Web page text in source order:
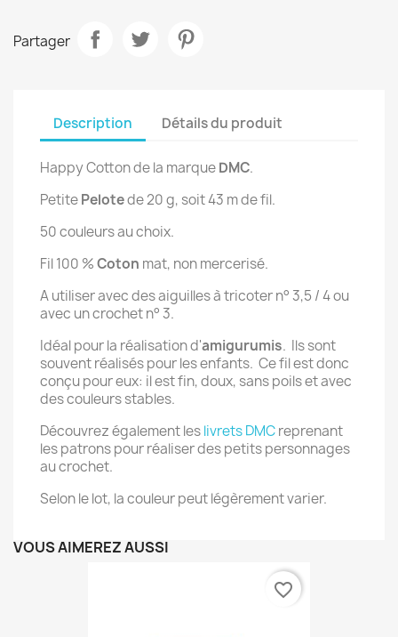
Partager
Description Détails du produit
Happy Cotton de la marqueDMC.
PetitePelotede 20 g, soit 43 m de fil.
50 couleurs au choix.
Fil 100 %Coton mat, non mercerisé.
A utiliser avec des aiguilles à tricoter n° 3,5 / 4 ou
avec un crochet n° 3.
Idéal pour la réalisation d'amigurumis. Ils sont
souvent réalisés pour les enfants. Ce fil est donc
conçu pour eux: il est fin, doux, sans poils et avec
des couleurs stables.
Découvrez également leslivrets DMCreprenant
les patrons pour réaliser des petits personnages
au crochet.
Selon le lot, la couleur peut légèrement varier.
VOUS AIMEREZ AUSSI
favorite_border